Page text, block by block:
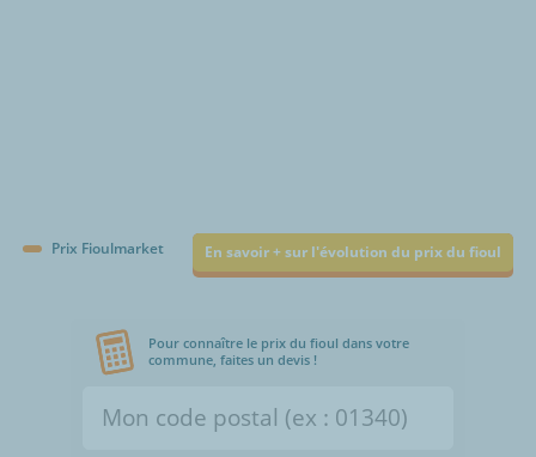
Prix Fioulmarket En savoir + sur l'évolution du prix du fioul
Pour connaître le prix du fioul dans votre
commune, faites un devis !